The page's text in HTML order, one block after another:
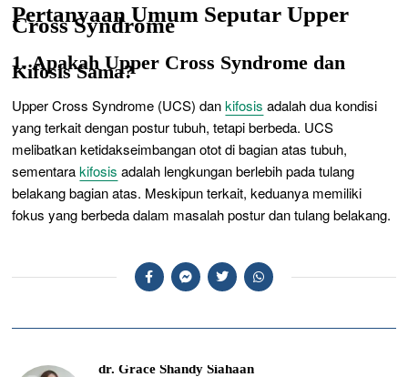
Pertanyaan Umum Seputar Upper
Cross Syndrome
1. Apakah Upper Cross Syndrome dan
Kifosis Sama?
Upper Cross Syndrome (UCS) dankifosis adalah dua kondisi
yang terkait dengan postur tubuh, tetapi berbeda. UCS
melibatkan ketidakseimbangan otot di bagian atas tubuh,
sementarakifosis adalah lengkungan berlebih pada tulang
belakang bagian atas. Meskipun terkait, keduanya memiliki
fokus yang berbeda dalam masalah postur dan tulang belakang.
dr. Grace Shandy Siahaan